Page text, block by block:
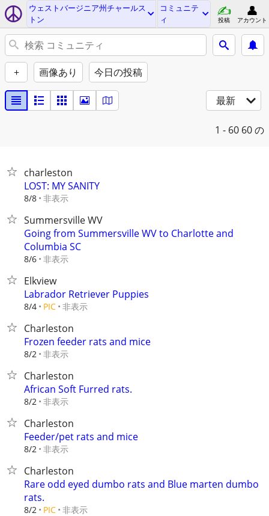
ウェストバージニア州チャールス
トン
コミュニテ
ィ
投稿 アカウント
+ 画像あり 今日の投稿
最新
1 - 60 60 の
charleston
LOST: MY SANITY
8/8 非表示
Summersville WV
Going from Summersville WV to Charlotte and
Columbia SC
8/6 非表示
Elkview
Labrador Retriever Puppies
8/4 PIC 非表示
Charleston
Frozen feeder rats and mice
8/2 非表示
Charleston
African Soft Furred rats.
8/2 非表示
Charleston
Feeder/pet rats and mice
8/2 非表示
Charleston
Rare odd eyed dumbo rats and Blue marten dumbo
rats.
8/2 PIC 非表示